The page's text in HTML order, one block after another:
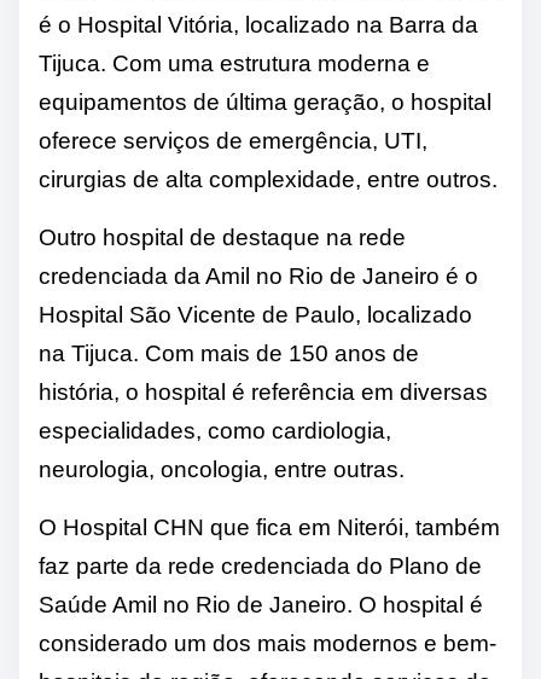
é o Hospital Vitória, localizado na Barra da
Tijuca. Com uma estrutura moderna e
equipamentos de última geração, o hospital
oferece serviços de emergência, UTI,
cirurgias de alta complexidade, entre outros.
Outro hospital de destaque na rede
credenciada da Amil no Rio de Janeiro é o
Hospital São Vicente de Paulo, localizado
na Tijuca. Com mais de 150 anos de
história, o hospital é referência em diversas
especialidades, como cardiologia,
neurologia, oncologia, entre outras.
O Hospital CHN que fica em Niterói, também
faz parte da rede credenciada do Plano de
Saúde Amil no Rio de Janeiro. O hospital é
considerado um dos mais modernos e bem-